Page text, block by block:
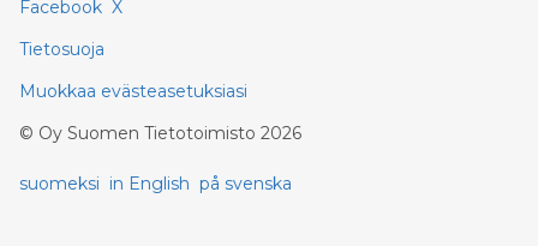
Facebook X
Tietosuoja
Muokkaa evästeasetuksiasi
© Oy Suomen Tietotoimisto 2026
suomeksi in English på svenska